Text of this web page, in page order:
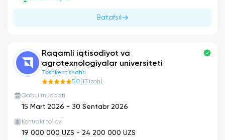
Batafsil
Raqamli iqtisodiyot va
agrotexnologiyalar universiteti
Toshkent shahri
5.0(13 Izoh)
Qabul muddati
15 Mart 2026 - 30 Sentabr 2026
Kontrakt to'lovi
19 000 000 UZS - 24 200 000 UZS